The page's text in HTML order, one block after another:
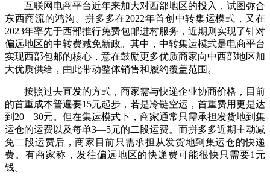
互联网电商平台近年来加大对西部地区的投入，试图弥合
东西商流的鸿沟。拼多多在2022年首创中转集运模式，又在
2023年率先于西部推行免费包邮进村服务，近期则实现了针对
偏远地区的中转费减免新政。其中，中转集运模式是电商平台
实现西部包邮的核心，意在鼓励更多优质商家向中西部地区加
大优质供给，由此带动整体销售和履约覆盖范围。
按照过去直发的方式，商家需与快递企业协商价格，目前
的首重成本普遍要15元起步，若是冷链空运，首重费用更是达
到20—30元。但在集运模式下，商家通常只需承担发货地到集
运仓的运费以及每单3—5元的二段运费。而拼多多近期主动减
免二段运费后，商家目前只需承担从发货地到集运仓的快递
费。有商家称，发往偏远地区的快递费可能很快只需要1元
钱。